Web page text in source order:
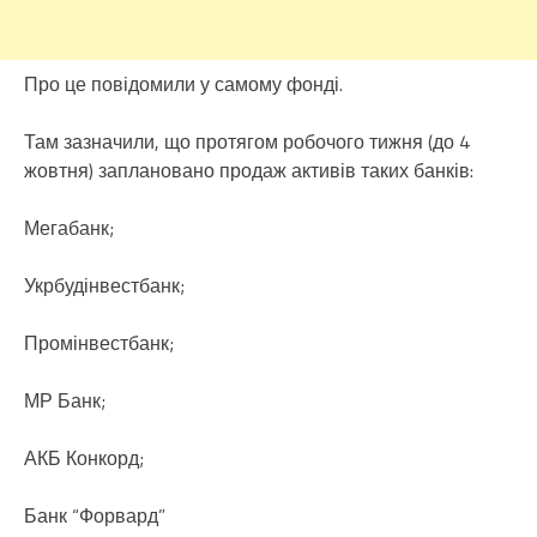
Про це повідомили у самому фонді.
Там зазначили, що протягом робочого тижня (до 4
жовтня) заплановано продаж активів таких банків:
Мегабанк;
Укрбудінвестбанк;
Промінвестбанк;
МР Банк;
АКБ Конкорд;
Банк “Форвард”